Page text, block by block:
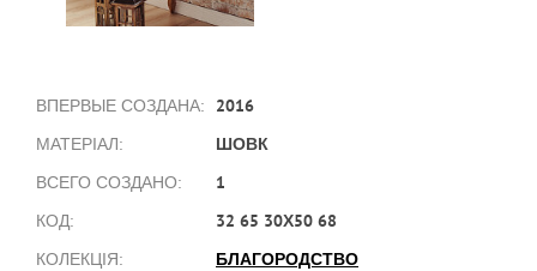
ВПЕРВЫЕ СОЗДАНА: 2016
МАТЕРІАЛ: ШОВК
ВСЕГО СОЗДАНО: 1
КОД: 32 65 30Х50 68
КОЛЕКЦІЯ: БЛАГОРОДСТВО